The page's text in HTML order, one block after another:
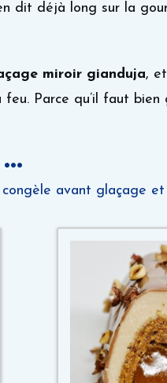
dit déjà long sur la
miroir gianduja,
Parce qu’il faut bien
•••
avant glaçage